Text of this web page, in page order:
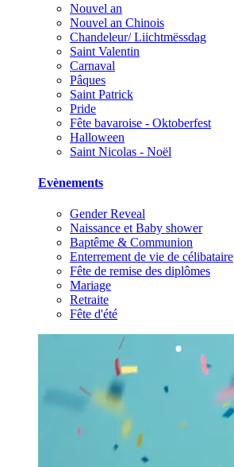
Nouvel an
Nouvel an Chinois
Chandeleur/ Liichtmëssdag
Saint Valentin
Carnaval
Pâques
Saint Patrick
Pride
Fête bavaroise - Oktoberfest
Halloween
Saint Nicolas - Noël
Evènements
Gender Reveal
Naissance et Baby shower
Baptême & Communion
Enterrement de vie de célibataire
Fête de remise des diplômes
Mariage
Retraite
Fête d'été